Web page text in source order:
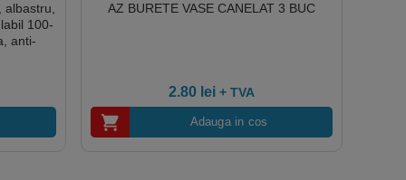
albastru,
100-
anti-
AZ BURETE VASE CANELAT 3 BUC
2.80 lei + TVA
Adauga in cos